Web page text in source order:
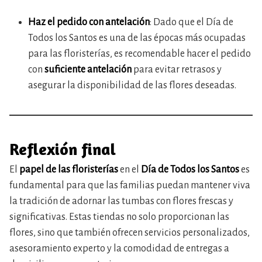
Haz el pedido con antelación: Dado que el Día de
Todos los Santos es una de las épocas más ocupadas
para las floristerías, es recomendable hacer el pedido
con suficiente antelación para evitar retrasos y
asegurar la disponibilidad de las flores deseadas.
Reflexión final
El papel de las floristeríasen el Día de Todos los Santoses
fundamental para que las familias puedan mantener viva
la tradición de adornar las tumbas con flores frescas y
significativas. Estas tiendas no solo proporcionan las
flores, sino que también ofrecen servicios personalizados,
asesoramiento experto y la comodidad de entregas a